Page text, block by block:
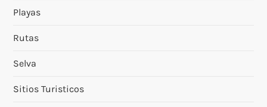
Playas
Rutas
Selva
Sitios Turisticos